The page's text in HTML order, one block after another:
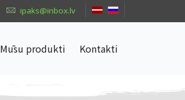
ipaks@inbox.lv
Mūsu produkti Kontakti